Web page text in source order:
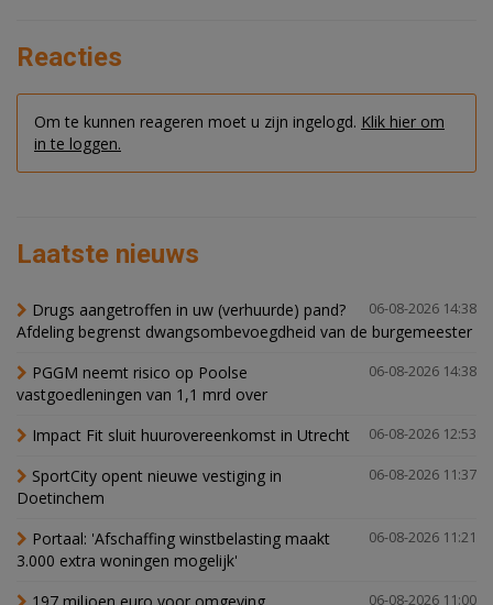
Reacties
Om te kunnen reageren moet u zijn ingelogd. Klik hier om
in te loggen.
Laatste nieuws
06-08-2026 14:38
Drugs aangetroffen in uw (verhuurde) pand?
Afdeling begrenst dwangsombevoegdheid van de burgemeester
06-08-2026 14:38
PGGM neemt risico op Poolse
vastgoedleningen van 1,1 mrd over
06-08-2026 12:53
Impact Fit sluit huurovereenkomst in Utrecht
06-08-2026 11:37
SportCity opent nieuwe vestiging in
Doetinchem
06-08-2026 11:21
Portaal: 'Afschaffing winstbelasting maakt
3.000 extra woningen mogelijk'
06-08-2026 11:00